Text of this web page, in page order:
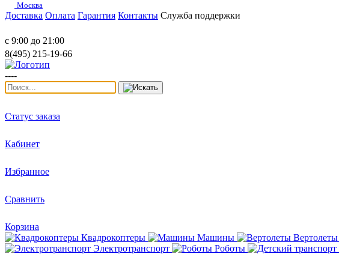
Москва
Доставка Оплата Гарантия Контакты Служба поддержки
с 9:00 до 21:00
8(495) 215-19-66
----
Статус заказа
Кабинет
Избранное
Сравнить
Корзина
Квадрокоптеры
Машины Вертолеты
Электротранспорт
Роботы